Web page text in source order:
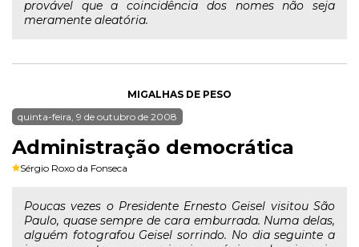
provável que a coincidência dos nomes não seja
meramente aleatória.
MIGALHAS DE PESO
quinta-feira, 9 de outubro de 2008
Administração democrática
Sérgio Roxo da Fonseca
Poucas vezes o Presidente Ernesto Geisel visitou São
Paulo, quase sempre de cara emburrada. Numa delas,
alguém fotografou Geisel sorrindo. No dia seguinte a